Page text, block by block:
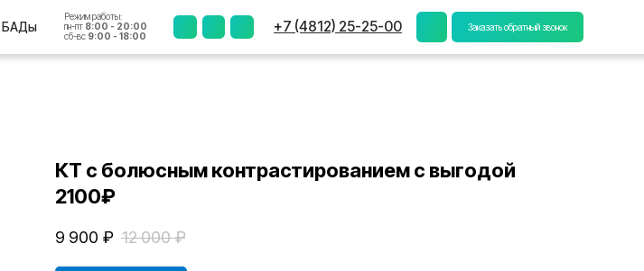
+7 (4812) 25-25-00
пн-пт8:00 - 20:00
сб-вс9:00 - 18:00
Заказать обратный звонок
КТ с болюсным контрастированием с выгодой
2100₽
9 900 ₽ 12 000 ₽